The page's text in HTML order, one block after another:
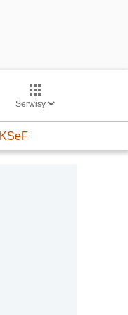
Serwisy
KSeF